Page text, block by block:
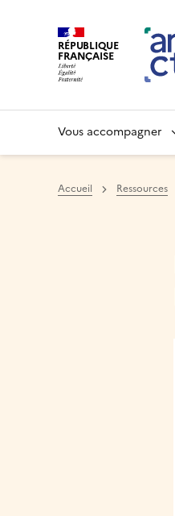
RÉPUBLIQUE
FRANÇAISE
Vous accompagner
Accueil Ressources